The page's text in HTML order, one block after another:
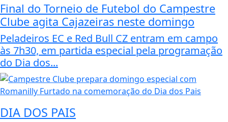
Final do Torneio de Futebol do Campestre
Clube agita Cajazeiras neste domingo
Peladeiros EC e Red Bull CZ entram em campo
às 7h30, em partida especial pela programação
do Dia dos...
DIA DOS PAIS